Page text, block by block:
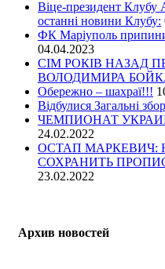
Віце-президент Клубу
останні новини Клубу:
ФК Маріуполь
04.04.2023
СІМ РОКІВ НАЗАД
ВОЛОДИМИРА
Обережно – шахраї!!!
Відбулися Загальні
ЧЕМПИОНАТ
24.02.2022
ОСТАП
СОХРАНИТЬ
23.02.2022
Архив новостей